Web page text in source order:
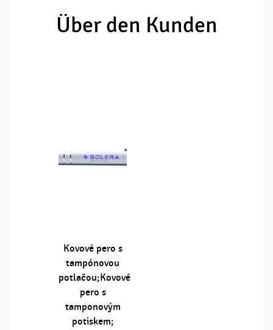
Über den Kunden
Kovové pero s
tampónovou
potlačou;Kovové
pero s
tamponovým
potiskem;